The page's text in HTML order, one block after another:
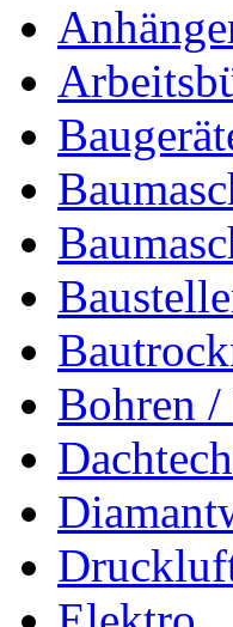
Bohren /